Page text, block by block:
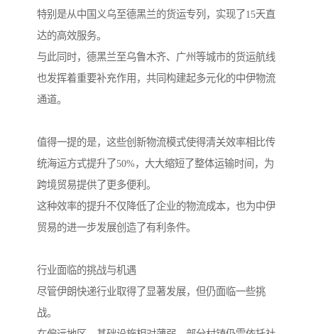
特别是从中国义乌至德黑兰的货运专列，实现了15天直
达的高效服务。
与此同时，德黑兰至乌鲁木齐、广州等城市的货运航线
也发挥着重要补充作用，共同构建起多元化的中伊物流
通道。
值得一提的是，这些创新物流模式使得清关效率相比传
统海运方式提升了50%，大大缩短了整体运输时间，为
跨境贸易提供了更多便利。
这种效率的提升不仅降低了企业的物流成本，也为中伊
贸易的进一步发展创造了有利条件。
行业面临的挑战与机遇
尽管伊朗快递行业取得了显著发展，但仍面临一些挑
战。